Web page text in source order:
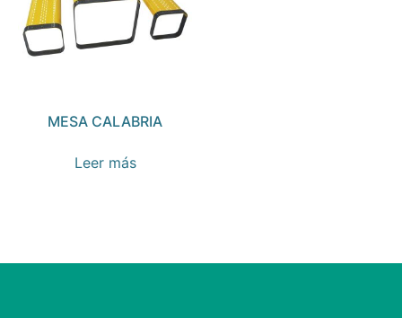
MESA CALABRIA
Leer más